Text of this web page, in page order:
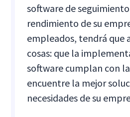
software de
rendimiento de su
empleados, tendrá que
cosas: que la
software cumplan con
encuentre la mejor
necesidades de su